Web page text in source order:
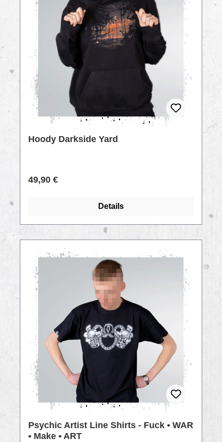
Hoody Darkside Yard
Regulärer Preis:
49,90 €
Details
RABATT
Psychic Artist Line Shirts - Fuck • WAR
• Make • ART